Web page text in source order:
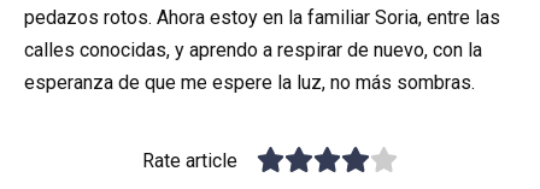
pedazos rotos. Ahora estoy en la familiar Soria, entre las
calles conocidas, y aprendo a respirar de nuevo, con la
esperanza de que me espere la luz, no más sombras.
Rate article